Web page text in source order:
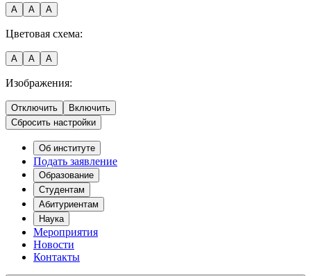
A A A
Цветовая схема:
A A A
Изображения:
Отключить
Включить
Сбросить настройки
Об институте
Подать заявление
Образование
Студентам
Абитуриентам
Наука
Мероприятия
Новости
Контакты